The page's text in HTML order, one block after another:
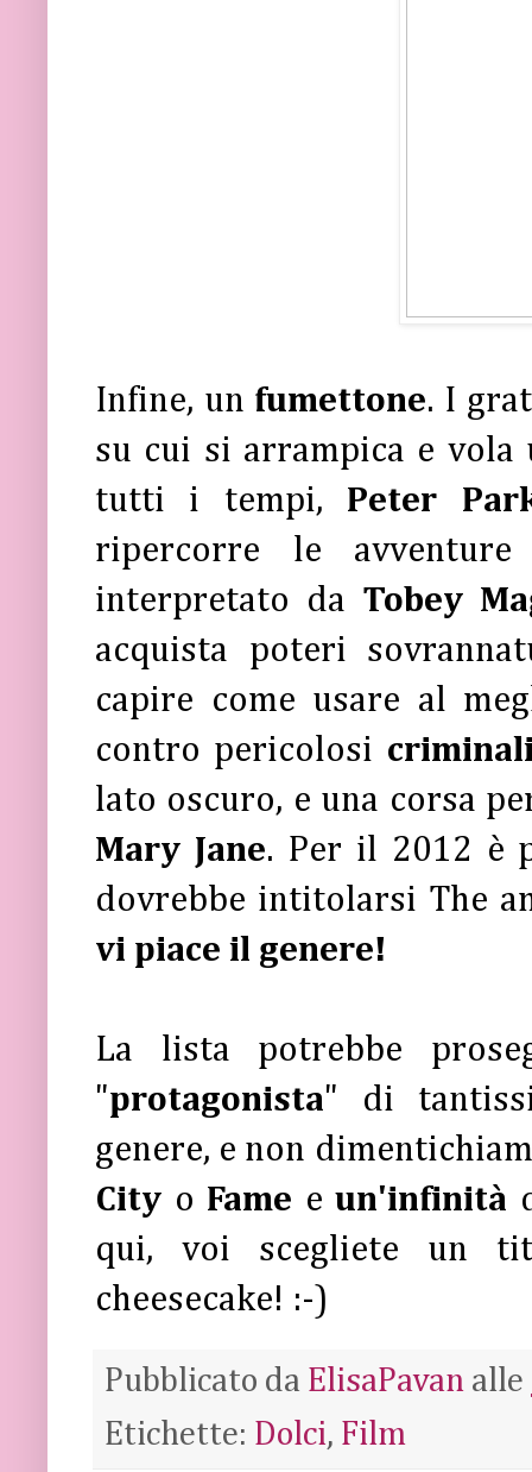
Infine, un fumettone. I
su cui si arrampica e
tutti i tempi, Peter
ripercorre le
interpretato da Tobey
acquista poteri
capire come usare al
contro pericolosi
lato oscuro, e una corsa
Mary Jane. Per il 2012 è
dovrebbe intitolarsi The
vi piace il genere!
La lista potrebbe
"protagonista" di
genere, e non
City o Fame e un'infinità
qui, voi scegliete un
cheesecake! :-)
Pubblicato da ElisaPavan alle
Etichette: Dolci, Film